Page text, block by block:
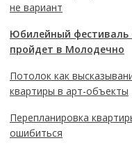
не вариант
Юбилейный фестиваль
пройдет в Молодечно
Потолок как
квартиры в арт-объекты
Перепланировка
ошибиться